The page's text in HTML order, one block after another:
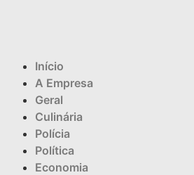
Início
A Empresa
Geral
Culinária
Polícia
Política
Economia